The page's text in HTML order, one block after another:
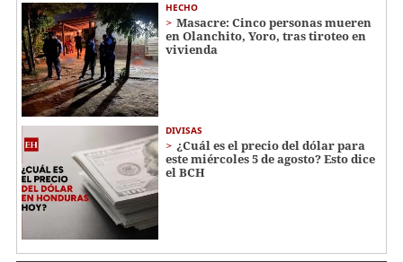
HECHO
Masacre: Cinco personas mueren
en Olanchito, Yoro, tras tiroteo en
vivienda
DIVISAS
¿Cuál es el precio del dólar para
este miércoles 5 de agosto? Esto dice
el BCH